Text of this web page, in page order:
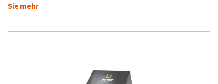
Sie mehr